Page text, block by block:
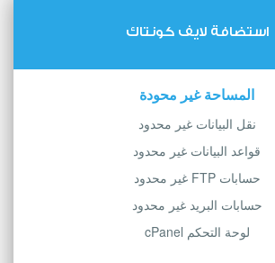
استضافة لايف كونتاك
المساحة غير محودة
نقل البيانات غير محدود
قواعد البيانات غير محدود
حسابات FTP غير محدود
حسابات البريد غير محدود
لوحة التحكم cPanel